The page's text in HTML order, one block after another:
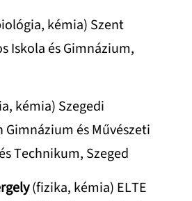
kémia) Szent
Iskola és Gimnázium,
kémia) Szegedi
és Művészeti
Technikum, Szeged
(fizika, kémia) ELTE